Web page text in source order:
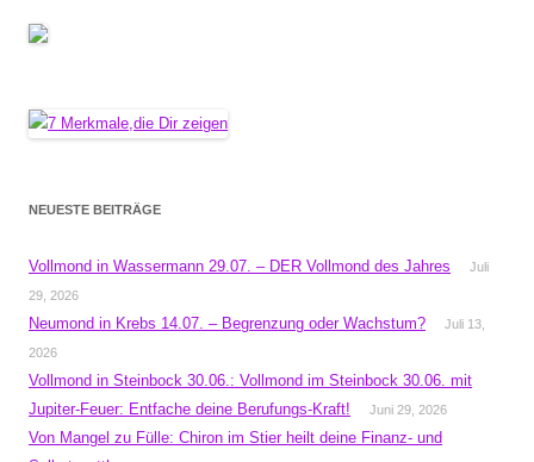
NEUESTE BEITRÄGE
Vollmond in Wassermann 29.07. – DER Vollmond des Jahres
Juli
29, 2026
Neumond in Krebs 14.07. – Begrenzung oder Wachstum?
Juli 13,
2026
Vollmond in Steinbock 30.06.: Vollmond im Steinbock 30.06. mit
Jupiter-Feuer: Entfache deine Berufungs-Kraft!
Juni 29, 2026
Von Mangel zu Fülle: Chiron im Stier heilt deine Finanz- und